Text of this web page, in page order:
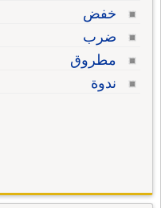
خفض
ضرب
مطروق
ندوة